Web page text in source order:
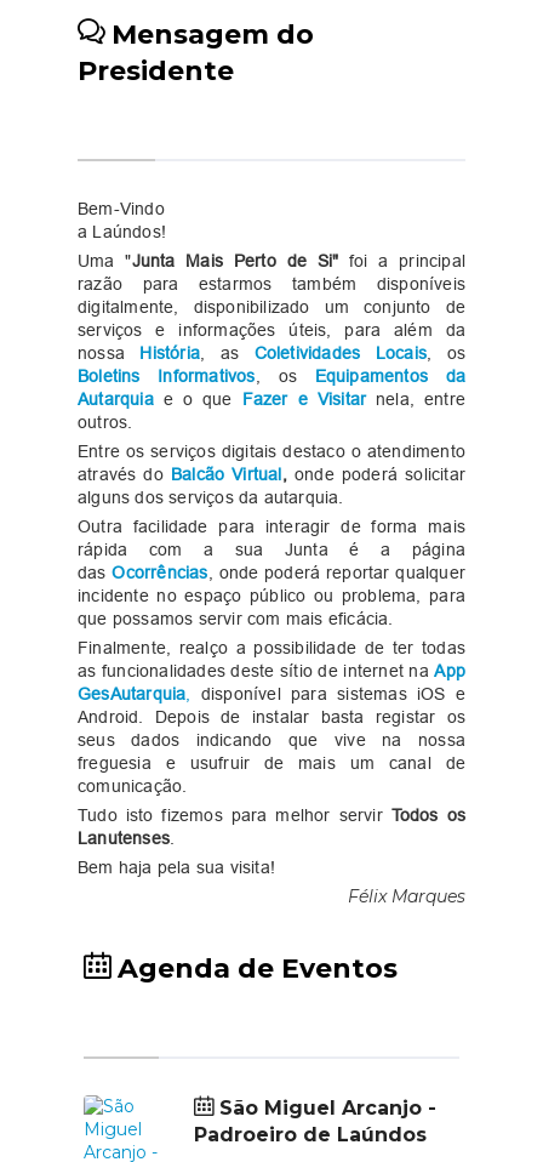
Mensagem do
Presidente
Bem-Vindo
a Laúndos!
Uma "Junta Mais Perto de Si" foi a principal
razão para estarmos também disponíveis
digitalmente, disponibilizado um conjunto de
serviços e informações úteis, para além da
nossa História , as Coletividades Locais, os
Boletins Informativos , os Equipamentos da
Autarquiae o que Fazer e Visitarnela, entre
outros.
Entre os serviços digitais destaco o atendimento
através do Balcão Virtual, onde poderá solicitar
alguns dos serviços da autarquia.
Outra facilidade para interagir de forma mais
rápida com a sua Junta é a página
dasOcorrências , onde poderá reportar qualquer
incidente no espaço público ou problema, para
que possamos servir com mais eficácia.
Finalmente, realço a possibilidade de ter todas
as funcionalidades deste sítio de internet naApp
GesAutarquia
disponível para sistemas iOS e
Android. Depois de instalar basta registar os
seus dados indicando que vive na nossa
freguesia e usufruir de mais um canal de
comunicação.
Tudo isto fizemos para melhor servir Todos os
Lanutenses
Bem haja pela sua visita!
Félix Marques
Agenda de Eventos
São Miguel Arcanjo -
Padroeiro de Laúndos